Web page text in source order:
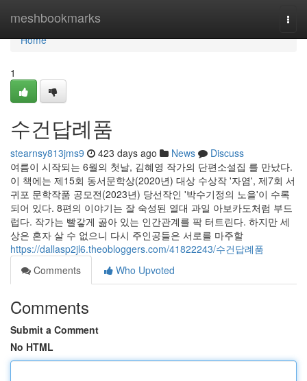
meshbookmarks
Home
Home
1
수건답례품
stearnsy813jms9 423 days ago News
Discuss
여름이 시작되는 6월의 첫날, 김혜영 작가의 단편소설집 를 만났다.
이 책에는 제15회 동서문학상(2020년) 대상 수상작 '자염', 제7회 서
귀포 문학작품 공모전(2023년) 당선작인 '박수기정의 노을'이 수록
되어 있다. 8편의 이야기는 잘 숙성된 열대 과일 아보카도처럼 부드
럽다. 작가는 빨갛게 곪아 있는 인간관계를 팍 터트린다. 하지만 세
상은 혼자 살 수 없으니 다시 주인공들은 서로를 마주할
https://dallasp2jl6.theobloggers.com/41822243/수건답례품
Comments
Who Upvoted
Comments
Submit a Comment
No HTML